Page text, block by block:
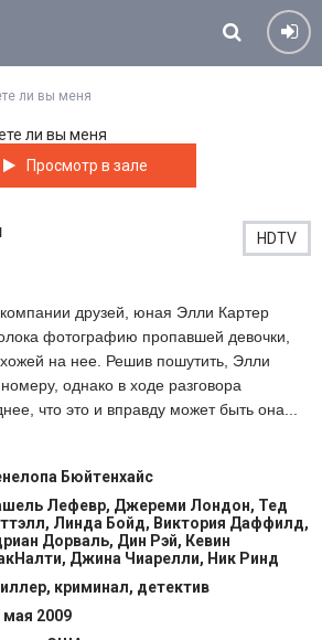
ли вы меня
Просмотр в зале
HDTV
друзей, юная Элли Картер
фотографию пропавшей девочки,
на нее. Решив пошутить, Элли
однако в ходе разговора
что это и вправду может быть она...
Бюйтенхайс
Лефевр, Джереми Лондон, Тед
Линда Бойд, Виктория Даффилд,
Дорваль, Дин Рэй, Кевин
Джина Чиарелли, Ник Ринд
криминал, детектив
мая 2009